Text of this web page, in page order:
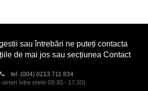
sau întrebări ne puteți contacta
de mai jos sau secțiunea Contact
tel: (004) 0213 711 834
vineri între orele 09:30 - 17:30)